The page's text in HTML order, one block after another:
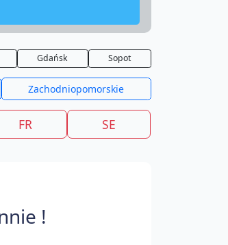
Gdańsk Sopot
Zachodniopomorskie
FR SE
!